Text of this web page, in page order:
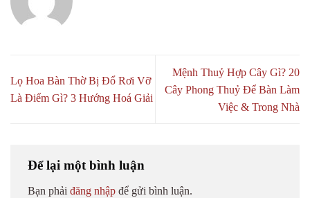
Lọ Hoa Bàn Thờ Bị Đổ Rơi Vỡ
Là Điểm Gì? 3 Hướng Hoá Giải
Mệnh Thuỷ Hợp Cây Gì? 20
Cây Phong Thuỷ Để Bàn Làm
Việc & Trong Nhà
Để lại một bình luận
Bạn phải đăng nhập để gửi bình luận.